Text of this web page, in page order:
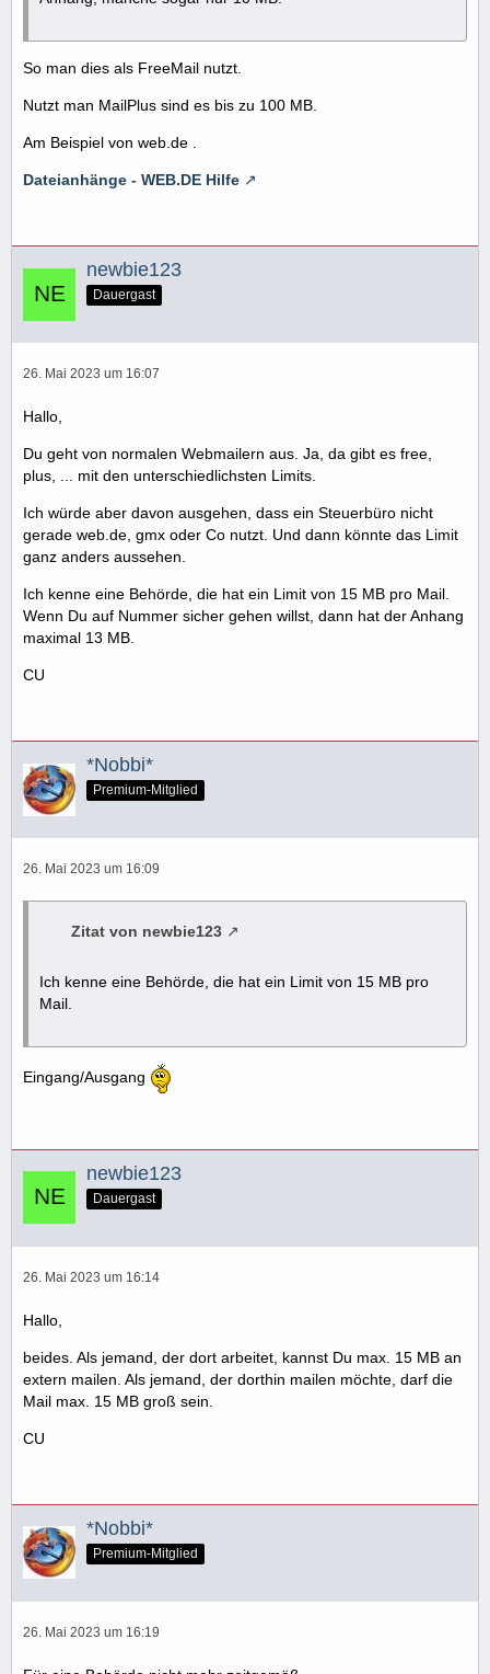
So man dies als FreeMail nutzt.
Nutzt man MailPlus sind es bis zu 100 MB.
Am Beispiel von web.de .
Dateianhänge - WEB.DE Hilfe
newbie123
Dauergast
26. Mai 2023 um 16:07
Hallo,
Du geht von normalen Webmailern aus. Ja, da gibt es free,
plus, ... mit den unterschiedlichsten Limits.
Ich würde aber davon ausgehen, dass ein Steuerbüro nicht
gerade web.de, gmx oder Co nutzt. Und dann könnte das Limit
ganz anders aussehen.
Ich kenne eine Behörde, die hat ein Limit von 15 MB pro Mail.
Wenn Du auf Nummer sicher gehen willst, dann hat der Anhang
maximal 13 MB.
CU
*Nobbi*
Premium-Mitglied
26. Mai 2023 um 16:09
Zitat von newbie123
Ich kenne eine Behörde, die hat ein Limit von 15 MB pro
Mail.
Eingang/Ausgang
newbie123
Dauergast
26. Mai 2023 um 16:14
Hallo,
beides. Als jemand, der dort arbeitet, kannst Du max. 15 MB an
extern mailen. Als jemand, der dorthin mailen möchte, darf die
Mail max. 15 MB groß sein.
CU
*Nobbi*
Premium-Mitglied
26. Mai 2023 um 16:19